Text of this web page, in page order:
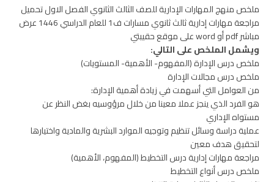
ملخص منهج المهارات الإدارية للصف الثالث الثانوي الفصل الاول تحميل
مراجعة مهارات إدارية ثالث ثانوي مسارات ف1 للعام الدراسي 1446 عرض
مباشر pdf أو word على موقع حقيبتي
ويشمل الملخص على التالي:
ملخص درس الإدارة (المفهوم- الأهمية- المستويات)
ملخص درس مجالات الإدارة
من العوامل التي أسهمت في زيادة أهمية الإدارة:
هو الفرد الذي ينجز عملا معينا من خلال مرؤوسيه بغض النظر عن
مستواه الإداري
عملية دراسة وسائل تنظيم وتوجيه الموارد البشرية والمادية واختيارها
لتحقيق هدف معين
مراجعة مهارات إدارية درس التخطيط (المفهوم، الأهمية)
ملخص درس أنواع التخطيط